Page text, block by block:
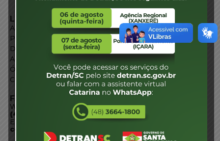
LINKS EXTERNOS
Agência de Notícias
Portal de Serviços
Diário Oficial
Acesso à Informação
Órgãos do Governo
Conheça SC
FALE CONOSCO
WhatsApp:
(48) 3664-1800
E-mail:
centraldeinformacoes@detran.sc.gov.br